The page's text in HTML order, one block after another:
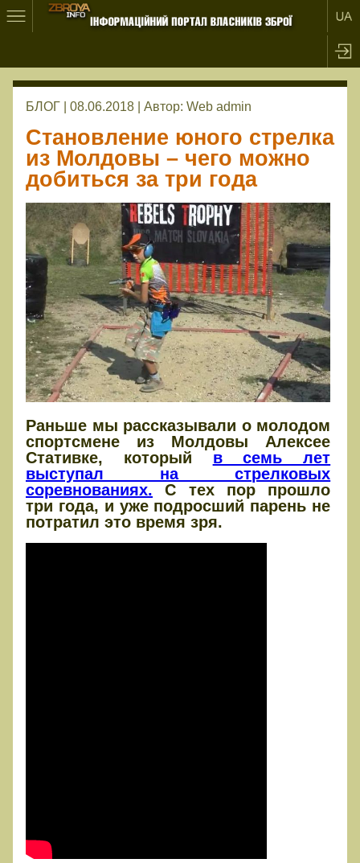
БЛОГ | 08.06.2018 | Автор: Web admin
Становление юного стрелка
из Молдовы – чего можно
добиться за три года
Раньше мы рассказывали о молодом
спортсмене из Молдовы Алексее
Стативке, который в семь лет
выступал на стрелковых
соревнованиях. С тех пор прошло
три года, и уже подросший парень не
потратил это время зря.